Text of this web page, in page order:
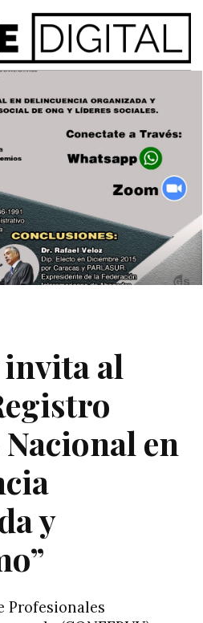
al
en
y
Profesionales